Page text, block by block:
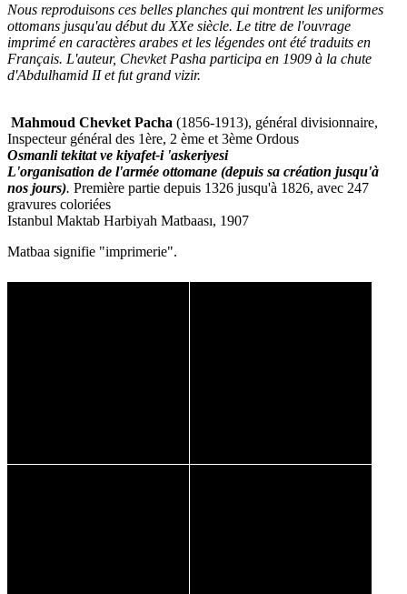
Nous reproduisons ces belles planches qui montrent les uniformes
ottomans jusqu'au début du XXe siècle. Le titre de l'ouvrage
imprimé en caractères arabes et les légendes ont été traduits en
Français. L'auteur, Chevket Pasha participa en 1909 à la chute
d'Abdulhamid II et fut grand vizir.
Mahmoud Chevket Pacha (1856-1913), général divisionnaire,
Inspecteur général des 1ère, 2 ème et 3ème Ordous
Osmanli tekitat ve kiyafet-i 'askeriyesi
L'organisation de l'armée ottomane (depuis sa création jusqu'à
nos jours). Première partie depuis 1326 jusqu'à 1826, avec 247
gravures coloriées
Istanbul Maktab Harbiyah Matbaası, 1907
Matbaa signifie "imprimerie".